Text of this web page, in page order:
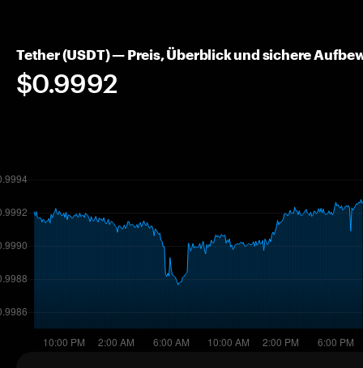
Tether (USDT) — Preis, Überblick und sichere
$0.9992